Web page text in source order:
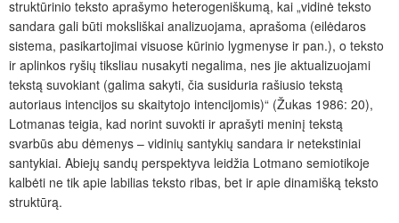
struktūrinio teksto aprašymo heterogeniškumą, kai „vidinė teksto
sandara gali būti moksliškai analizuojama, aprašoma (eilėdaros
sistema, pasikartojimai visuose kūrinio lygmenyse ir pan.), o teksto
ir aplinkos ryšių tiksliau nusakyti negalima, nes jie aktualizuojami
tekstą suvokiant (galima sakyti, čia susiduria rašiusio tekstą
autoriaus intencijos su skaitytojo intencijomis)“ (Žukas 1986: 20),
Lotmanas teigia, kad norint suvokti ir aprašyti meninį tekstą
svarbūs abu dėmenys – vidinių santykių sandara ir netekstiniai
santykiai. Abiejų sandų perspektyva leidžia Lotmano semiotikoje
kalbėti ne tik apie labilias teksto ribas, bet ir apie dinamišką teksto
struktūrą.